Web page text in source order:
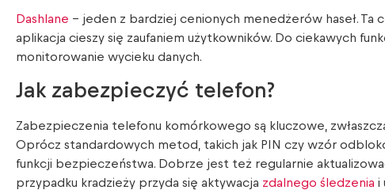
Dashlane – jeden z bardziej cenionych menedżerów haseł. Ta
aplikacja cieszy się zaufaniem użytkowników. Do ciekawych
monitorowanie wycieku danych.
Jak zabezpieczyć telefon?
Zabezpieczenia telefonu komórkowego są kluczowe,
Oprócz standardowych metod, takich jak PIN czy wzór
funkcji bezpieczeństwa. Dobrze jest też regularnie
przypadku kradzieży przyda się aktywacja zdalnego śledzenia i